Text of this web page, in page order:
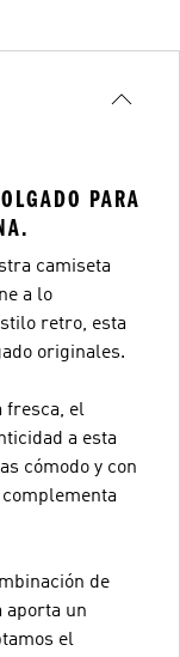
PARA
camiseta
a lo
retro, esta
originales.
fresca, el
a esta
cómodo y con
de
aporta un
el